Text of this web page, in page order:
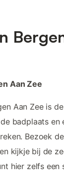
Aan Zee
Aan Zee is
badplaats en
Bezoek
kijkje bij de
hier zelfs een